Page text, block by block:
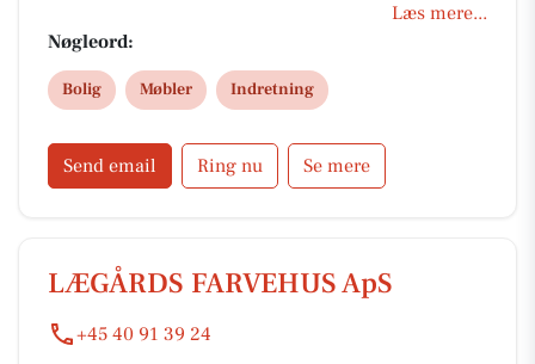
hjem, og vi arbejder hele tiden på at lave nye
opstillinger, hvor vi kombinerer fine produkter fra
vores mange forskellige brands. Til vores
opstillinger får vi inspiration fra årstiderne og de
- vi glæder os til at se dig.
Læs mere...
Nøgleord:
Bolig Møbler Indretning
Send email Ring nu Se mere
LÆGÅRDS FARVEHUS ApS
+45 40 91 39 24